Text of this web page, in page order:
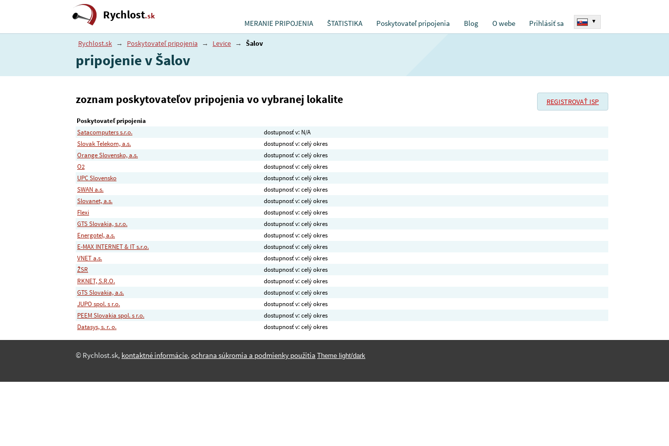
Rychlost.sk
MERANIE PRIPOJENIA ŠTATISTIKA Poskytovateľ pripojenia Blog O webe Prihlásiť sa ▾
Rychlost.sk → Poskytovateľ pripojenia → Levice → Šalov
pripojenie v Šalov
REGISTROVAŤ ISP
zoznam poskytovateľov pripojenia vo vybranej lokalite
Poskytovateľ pripojenia
Satacomputers s.r.o.
dostupnosť v: N/A
Slovak Telekom, a.s.
dostupnosť v: celý okres
Orange Slovensko, a.s.
dostupnosť v: celý okres
O2
dostupnosť v: celý okres
UPC Slovensko
dostupnosť v: celý okres
SWAN a.s.
dostupnosť v: celý okres
Slovanet, a.s.
dostupnosť v: celý okres
Flexi
dostupnosť v: celý okres
GTS Slovakia, s.r.o.
dostupnosť v: celý okres
Energotel, a.s.
dostupnosť v: celý okres
E-MAX INTERNET & IT s.r.o.
dostupnosť v: celý okres
VNET a.s.
dostupnosť v: celý okres
ŽSR
dostupnosť v: celý okres
RKNET, S.R.O.
dostupnosť v: celý okres
GTS Slovakia, a.s.
dostupnosť v: celý okres
JUPO spol. s r.o.
dostupnosť v: celý okres
PEEM Slovakia spol. s r.o.
dostupnosť v: celý okres
Datasys, s. r. o.
dostupnosť v: celý okres
© Rychlost.sk, kontaktné informácie, ochrana súkromia a podmienky použitia Theme light/dark